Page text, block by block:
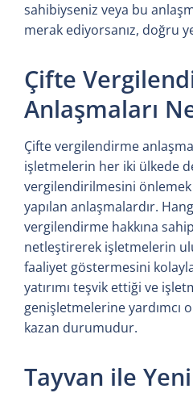
sahibiyseniz veya bu
merak ediyorsanız, doğru
Çifte
Anlaşmaları
Çifte vergilendirme
işletmelerin her iki ülkede
vergilendirilmesini önlemek
yapılan anlaşmalardır.
vergilendirme hakkına
netleştirerek işletmelerin
faaliyet göstermesini
yatırımı teşvik ettiği ve
genişletmelerine yardımcı
kazan durumudur.
Tayvan ile